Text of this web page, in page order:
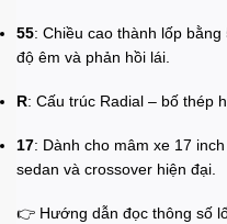
55: Chiều cao thành lốp
độ êm và phản hồi lái.
R: Cấu trúc Radial – bố thép
17: Dành cho mâm xe 17
sedan và crossover hiện đại.
👉 Hướng dẫn đọc thông số